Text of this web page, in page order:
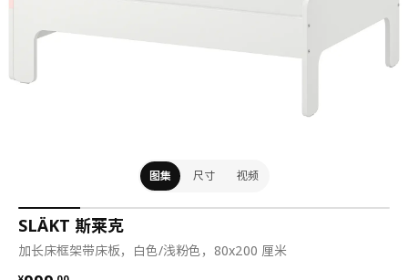
图集 尺寸 视频
SLÄKT 斯莱克
加长床框架带床板，白色/浅粉色，80x200 厘米